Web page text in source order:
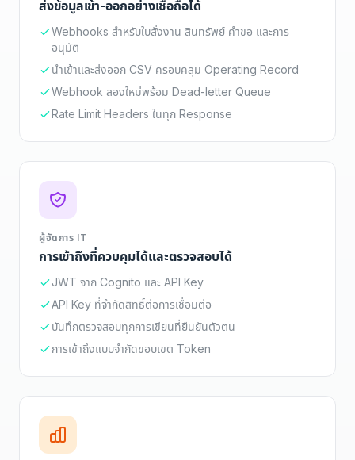
ส่งข้อมูลเข้า-ออกอย่างเชื่อถือได้
Webhooks สำหรับใบสั่งงาน สินทรัพย์ คำขอ และการ
อนุมัติ
นำเข้าและส่งออก CSV ครอบคลุม Operating Record
Webhook ลองใหม่พร้อม Dead-letter Queue
Rate Limit Headers ในทุก Response
ผู้จัดการ IT
การเข้าถึงที่ควบคุมได้และตรวจสอบได้
JWT จาก Cognito และ API Key
API Key ที่จำกัดสิทธิ์ต่อการเชื่อมต่อ
บันทึกตรวจสอบทุกการเขียนที่ยืนยันตัวตน
การเข้าถึงแบบจำกัดขอบเขต Token